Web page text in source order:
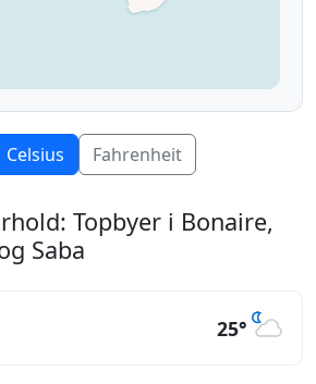
Celsius Fahrenheit
Topbyer i Bonaire,
Saba
25°